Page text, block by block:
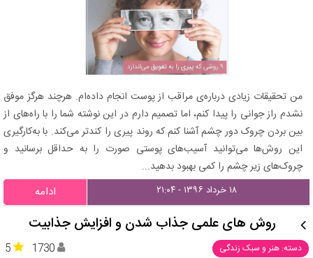
من تحقیقات زیادی درباره‌ی مراقب از پوست انجام داده‌ام. هرچند هرگز موفق
نشدم راز جوانی را پیدا کنم، اما تصمیم دارم در این نوشته شما را با راه‌های از
بین بردن چروک دور چشم آشنا کنم که روند پیری را کندتر می‌کند. با به‌کارگیری
این روش‌ها می‌توانید آسیب‌های پوستی صورت را به حداقل برسانید و
چروک‌های زیر چشم را کمی بهبود بدهید...
۱۸ خرداد ۱۳۹۶ - ۲۱:۰۴ ادامه
روش های علمی جذاب شدن و افزایش جذابیت
دسته: هنر و سبک زندگی 5 1730